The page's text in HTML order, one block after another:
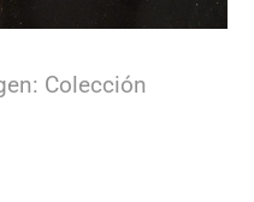
Colección